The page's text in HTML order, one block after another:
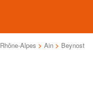
Rhône-Alpes > Ain > Beynost